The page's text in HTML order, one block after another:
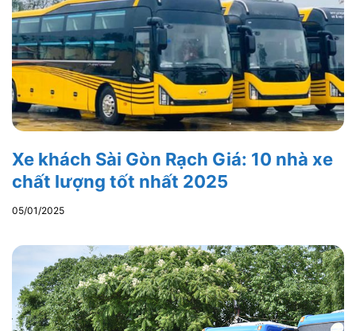
Xe khách Sài Gòn Rạch Giá: 10 nhà xe
chất lượng tốt nhất 2025
05/01/2025